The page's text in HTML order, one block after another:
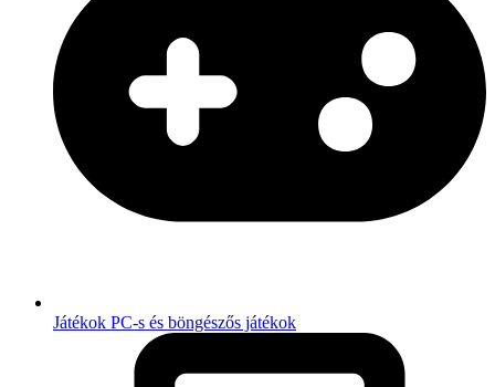
Játékok PC-s és böngészős játékok